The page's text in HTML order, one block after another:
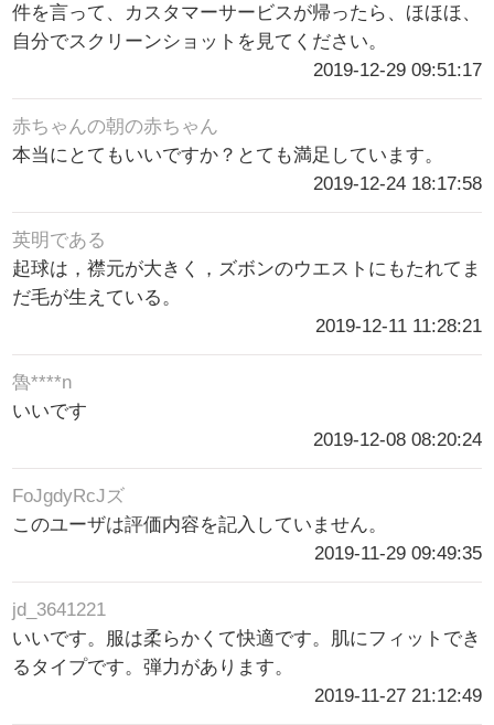
件を言って、カスタマーサービスが帰ったら、ほほほ、
自分でスクリーンショットを見てください。
2019-12-29 09:51:17
赤ちゃんの朝の赤ちゃん
本当にとてもいいですか？とても満足しています。
2019-12-24 18:17:58
英明である
起球は，襟元が大きく，ズボンのウエストにもたれてま
だ毛が生えている。
2019-12-11 11:28:21
魯****n
いいです
2019-12-08 08:20:24
FoJgdyRcJズ
このユーザは評価内容を記入していません。
2019-11-29 09:49:35
jd_3641221
いいです。服は柔らかくて快適です。肌にフィットでき
るタイプです。弾力があります。
2019-11-27 21:12:49